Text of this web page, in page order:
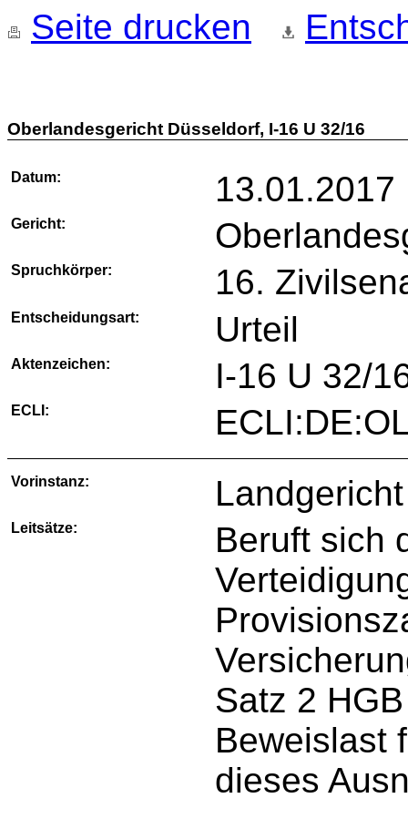
Seite drucken
Oberlandesgericht Düsseldorf, I-16 U 32/16
Datum: 13.01.2017
Gericht:
Spruchkörper: 16.
Entscheidungsart: Urteil
Aktenzeichen: I-16 U 32/
ECLI:
Vorinstanz:
Leitsätze:
Beruft sich
Satz 2
Beweislast
dieses